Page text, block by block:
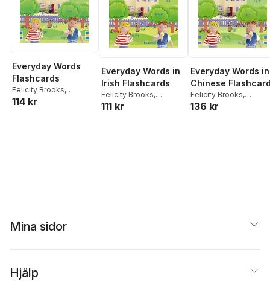
Everyday Words
Flashcards
Felicity Brooks,
Kirsteen Robson
114 kr
Everyday Words in
Irish Flashcards
Felicity Brooks,
Kirsteen Robson
111 kr
Everyday Words in
Chinese
Felicity Brooks,
Kirsteen Robson
136 kr
Mina sidor
Hjälp